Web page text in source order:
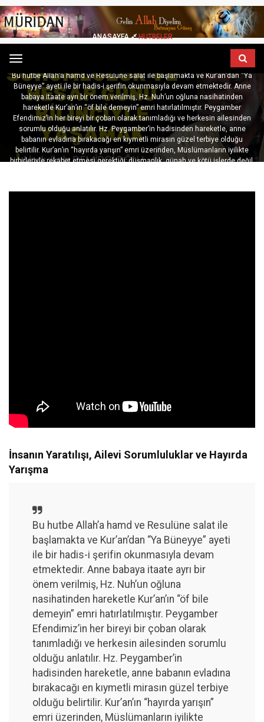
Menu
ANASAYFA HUTBELER
SORUMLULUKLAR VE HAYIRDA YARIŞMA
Bu hutbe Allah’a hamd ve Resulüne salat ile başlamakta ve Kur’an’dan “Ya
Büneyye” ayeti ile bir hadis-i şerifin okunmasıyla devam etmektedir. Anne
babaya itaate ayrı bir önem verilmiş, Hz. Nuh’un oğluna nasihatinden
hareketle Kur’an’ın “öf bile demeyin” emri hatırlatılmıştır. Peygamber
Efendimiz’in her bireyi bir çoban olarak tanımladığı ve herkesin ailesinden
sorumlu olduğu anlatılır. Hz. Peygamber’in hadisinden hareketle, anne
babanın evladına bırakacağı en kıymetli mirasın güzel terbiye olduğu
belirtilir. Kur’an’ın “hayırda yarışın” emri üzerinden, Müslümanların iyilikte
birbirleriyle rekabet etmesi gerektiği; düşmanlık, günah ve kötü işlerde değil,
İnsanın Yaratılışı, Ailevi Sorumluluklar ve Hayırda
Yarışma
Bu hutbe Allah’a hamd ve Resulüne salat ile
başlamakta ve Kur’an’dan “Ya Büneyye” ayeti
ile bir hadis-i şerifin okunmasıyla devam
etmektedir. Anne babaya itaate ayrı bir
önem verilmiş, Hz. Nuh’un oğluna
nasihatinden hareketle Kur’an’ın “öf bile
demeyin” emri hatırlatılmıştır. Peygamber
Efendimiz’in her bireyi bir çoban olarak
tanımladığı ve herkesin ailesinden sorumlu
olduğu anlatılır. Hz. Peygamber’in
hadisinden hareketle, anne babanın evladına
bırakacağı en kıymetli mirasın güzel terbiye
olduğu belirtilir. Kur’an’ın “hayırda yarışın”
emri üzerinden, Müslümanların iyilikte